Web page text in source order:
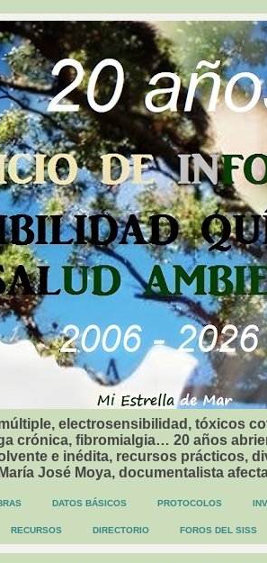
electrosensibilidad, tóxicos
crónica, fibromialgia… 20 años
e inédita, recursos prácticos,
José Moya, documentalista
DATOS BÁSICOS PROTOCOLOS
RECURSOS DIRECTORIO FOROS DEL SISS